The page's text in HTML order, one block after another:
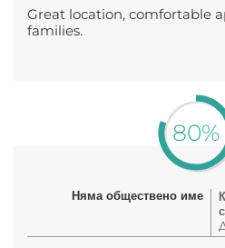
Great location, comfortable
families.
80%
Няма обществено име